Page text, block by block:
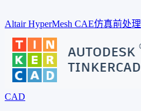
Altair HyperMesh CAE仿真前处理
CAD